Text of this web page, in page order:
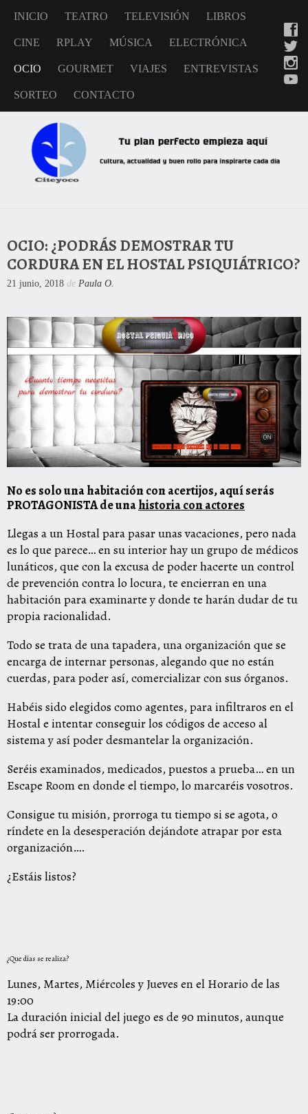
INICIO TEATRO TELEVISIÓN LIBROS
CINE RPLAY MÚSICA ELECTRÓNICA
OCIO GOURMET VIAJES ENTREVISTAS
SORTEO CONTACTO
OCIO: ¿PODRÁS DEMOSTRAR TU
CORDURA EN EL HOSTAL PSIQUIÁTRICO?
21 junio, 2018 de Paula O.
No es solo una habitación con acertijos, aquí serás
PROTAGONISTAde unahistoria con actores
Llegas a un Hostal para pasar unas vacaciones, pero nada
es lo que parece… en su interior hay un grupo de médicos
lunáticos, que con la excusa de poder hacerte un control
de prevención contra lo locura, te encierran en una
habitación para examinarte y donde te harán dudar de tu
propia racionalidad.
Todo se trata de una tapadera, una organización que se
encarga de internar personas, alegando que no están
cuerdas, para poder así, comercializar con sus órganos.
Habéis sido elegidos como agentes, para infiltraros en el
Hostal e intentar conseguir los códigos de acceso al
sistema y así poder desmantelar la organización.
Seréis examinados, medicados, puestos a prueba… en un
Escape Room en donde el tiempo, lo marcaréis vosotros.
Consigue tu misión, prorroga tu tiempo si se agota, o
ríndete en la desesperación dejándote atrapar por esta
organización….
¿Estáis listos?
¿Que días se realiza?
Lunes, Martes, Miércoles y Jueves en el Horario de las
19:00
La duración inicial del juego es de 90 minutos, aunque
podrá ser prorrogada.